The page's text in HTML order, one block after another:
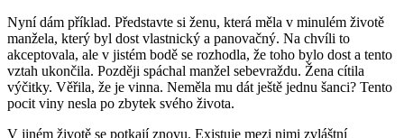
Nyní dám příklad. Představte si ženu, která měla v minulém životě
manžela, který byl dost vlastnický a panovačný. Na chvíli to
akceptovala, ale v jistém bodě se rozhodla, že toho bylo dost a tento
vztah ukončila. Později spáchal manžel sebevraždu. Žena cítila
výčitky. Věřila, že je vinna. Neměla mu dát ještě jednu šanci? Tento
pocit viny nesla po zbytek svého života.
V jiném životě se potkají znovu. Existuje mezi nimi zvláštní